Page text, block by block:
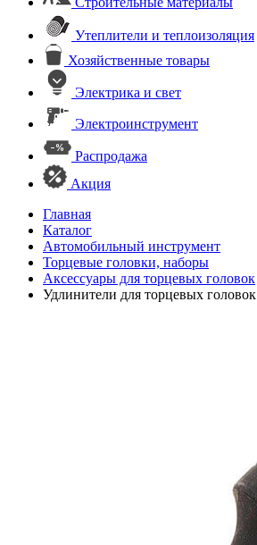
Утеплители и теплоизоляция
Хозяйственные товары
Электрика и свет
Электроинструмент
Распродажа
Акция
Главная
Каталог
Автомобильный инструмент
Торцевые головки, наборы
Аксессуары для торцевых головок
Удлинители для торцевых головок